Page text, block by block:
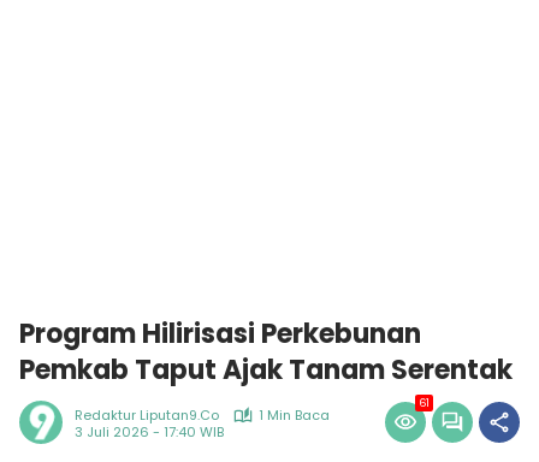
Program Hilirisasi Perkebunan
Pemkab Taput Ajak Tanam Serentak
Redaktur Liputan9.co
1 Min Baca
3 Juli 2026 - 17:40 WIB
61